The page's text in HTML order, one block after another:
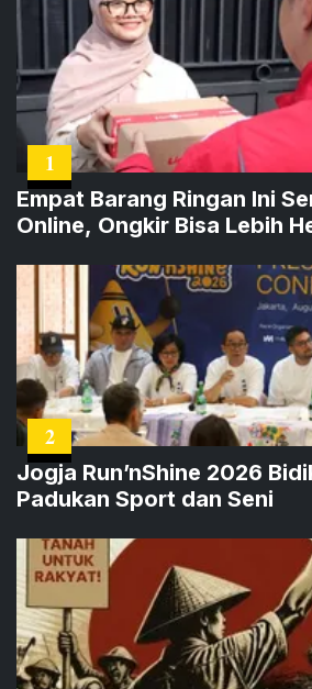
1
Empat Barang Ringan Ini
Online, Ongkir Bisa Lebih
2
Jogja Run’nShine 2026
Padukan Sport dan Seni